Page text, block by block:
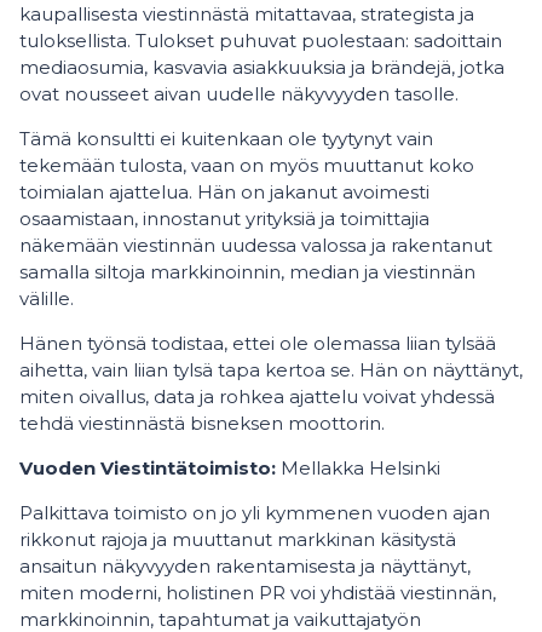
kaupallisesta viestinnästä mitattavaa, strategista ja
tuloksellista. Tulokset puhuvat puolestaan: sadoittain
mediaosumia, kasvavia asiakkuuksia ja brändejä, jotka
ovat nousseet aivan uudelle näkyvyyden tasolle.
Tämä konsultti ei kuitenkaan ole tyytynyt vain
tekemään tulosta, vaan on myös muuttanut koko
toimialan ajattelua. Hän on jakanut avoimesti
osaamistaan, innostanut yrityksiä ja toimittajia
näkemään viestinnän uudessa valossa ja rakentanut
samalla siltoja markkinoinnin, median ja viestinnän
välille.
Hänen työnsä todistaa, ettei ole olemassa liian tylsää
aihetta, vain liian tylsä tapa kertoa se. Hän on näyttänyt,
miten oivallus, data ja rohkea ajattelu voivat yhdessä
tehdä viestinnästä bisneksen moottorin.
Vuoden Viestintätoimisto: Mellakka Helsinki
Palkittava toimisto on jo yli kymmenen vuoden ajan
rikkonut rajoja ja muuttanut markkinan käsitystä
ansaitun näkyvyyden rakentamisesta ja näyttänyt,
miten moderni, holistinen PR voi yhdistää viestinnän,
markkinoinnin, tapahtumat ja vaikuttajatyön